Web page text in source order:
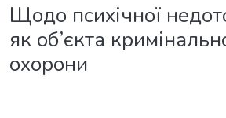
Щодо психічної
як об’єкта
охорони